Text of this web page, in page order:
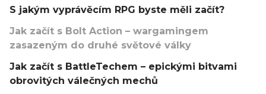
S jakým vyprávěcím RPG byste měli začít?
Jak začít s Bolt Action – wargamingem
zasazeným do druhé světové války
Jak začít s BattleTechem – epickými bitvami
obrovitých válečných mechů